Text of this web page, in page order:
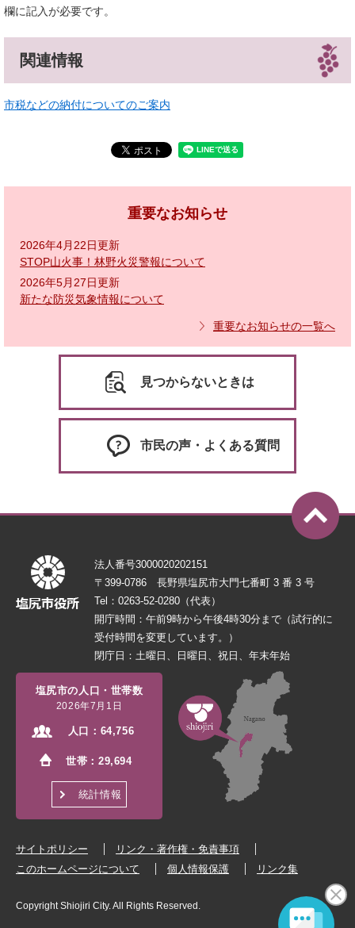
欄に記入が必要です。
関連情報
市税などの納付についてのご案内
重要なお知らせ
2026年4月22日更新
STOP山火事！林野火災警報について
2026年5月27日更新
新たな防災気象情報について
重要なお知らせの一覧へ
見つからないときは
市民の声・よくある質問
法人番号3000020202151
〒399-0786 長野県塩尻市大門七番町 3 番 3 号
Tel：0263-52-0280（代表）
開庁時間：午前9時から午後4時30分まで（試行的に
受付時間を変更しています。）
閉庁日：土曜日、日曜日、祝日、年末年始
塩尻市の人口・世帯数
2026年7月1日
人口： 64,756
世帯：29,694
統計情報
サイトポリシー
リンク・著作権・免責事項
このホームページについて
個人情報保護 リンク集
Copyright Shiojiri City. All Rights Reserved.